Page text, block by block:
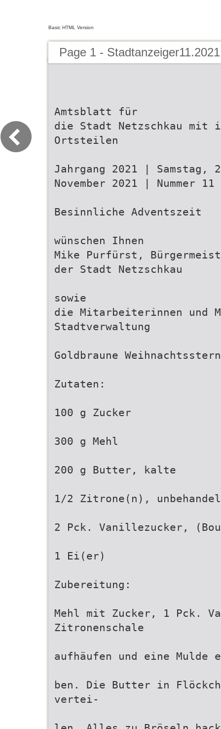
Basic HTML Version
Page 1 - Stadtanzeiger11.2021
Amtsblatt für
die Stadt Netzschkau mit
Ortsteilen
Jahrgang 2021 | Samstag,
November 2021 | Nummer 11
Besinnliche Adventszeit
wünschen Ihnen
Mike Purfürst,
der Stadt Netzschkau
sowie
die Mitarbeiterinnen und
Stadtverwaltung
Goldbraune
Zutaten:
100 g Zucker
300 g Mehl
200 g Butter, kalte
1/2 Zitrone(n),
2 Pck. Vanillezucker,
1 Ei(er)
Zubereitung:
Mehl mit Zucker, 1 Pck.
Zitronenschale
aufhäufen und eine Mulde
ben. Die Butter in
vertei-